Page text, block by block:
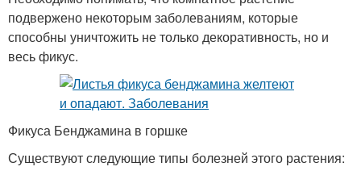
подвержено некоторым заболеваниям, которые
способны уничтожить не только декоративность, но и
весь фикус.
Фикуса Бенджамина в горшке
Существуют следующие типы болезней этого растения: